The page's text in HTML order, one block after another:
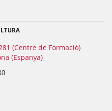
(Centre de Formació)
(Espanya)